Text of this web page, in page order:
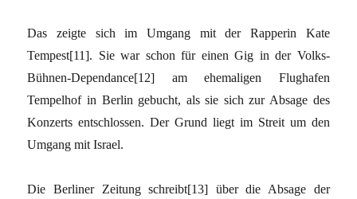
Das zeigte sich im Umgang mit der Rapperin Kate
Tempest[11]. Sie war schon für einen Gig in der Volks-
Bühnen-Dependance[12] am ehemaligen Flughafen
Tempelhof in Berlin gebucht, als sie sich zur Absage des
Konzerts entschlossen. Der Grund liegt im Streit um den
Umgang mit Israel.
Die Berliner Zeitung schreibt[13] über die Absage der